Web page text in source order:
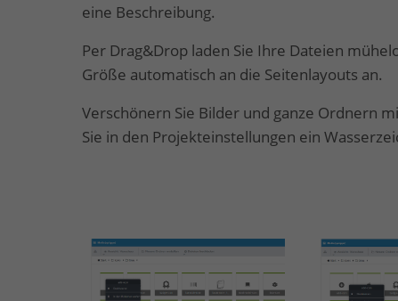
eine Beschreibung.
Per Drag&Drop laden Sie Ihre Dateien
Größe automatisch an die Seitenlayouts an.
Verschönern Sie Bilder und ganze Ordnern
Sie in den Projekteinstellungen ein